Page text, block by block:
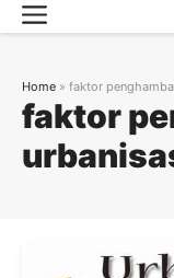
Skip
to
Menu
faktor
Home » faktor